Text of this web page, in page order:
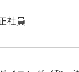
社員